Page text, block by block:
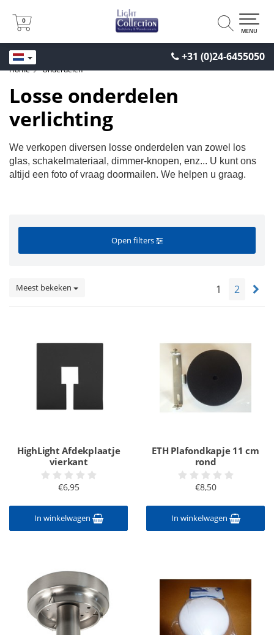
+31 (0)24-6455050
0
0
MENU
Home Onderdelen
Losse onderdelen
verlichting
We verkopen diversen losse onderdelen van zowel los
glas, schakelmateriaal, dimmer-knopen, enz... U kunt ons
altijd een foto of vraag doormailen. We helpen u graag.
Open filters
Meest bekeken 1 2
HighLight Afdekplaatje
vierkant
€6,95
In winkelwagen
ETH Plafondkapje 11 cm
rond
€8,50
In winkelwagen